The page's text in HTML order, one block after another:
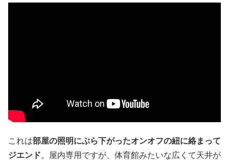
これは部屋の照明にぶら下がったオンオフの紐に絡まって
ジエンド。屋内専用ですが、体育館みたいな広くて天井が